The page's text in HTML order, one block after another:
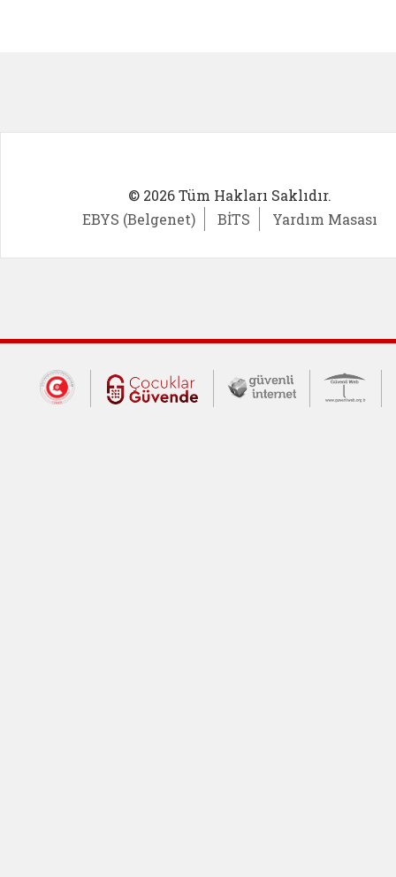
© 2026 Tüm Hakları Saklıdır.
EBYS (Belgenet)
BİTS Yardım Masası
Dış Bağlantılar
Cumhurbaşkanlığı İletişim Merkezi
Çocuklar Güvende (yeni
Güvenli